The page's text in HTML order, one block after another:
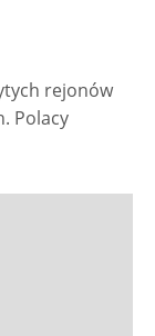
rejonów
Polacy